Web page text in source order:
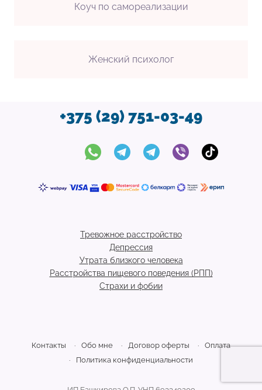
Коуч по самореализации
Женский психолог
Контакты Обо мне Договор оферты
Оплата
Политика конфиденциальности
Тревожное расстройство
Депрессия
Утрата близкого человека
Расстройства пищевого поведения (РПП)
Страхи и фобии
+375 (29) 751-03-49